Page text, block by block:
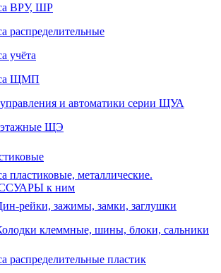
ВРУ, ШР
распределительные
учёта
ЩМП
и автоматики серии ЩУА
ЩЭ
пластиковые, металлические.
к ним
рейки, зажимы, замки, заглушки
клеммные, шины, блоки, сальники
распределительные пластик